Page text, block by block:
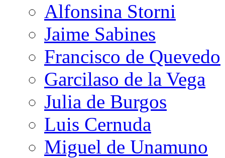
Alfonsina Storni
Jaime Sabines
Francisco de Quevedo
Garcilaso de la Vega
Julia de Burgos
Luis Cernuda
Miguel de Unamuno